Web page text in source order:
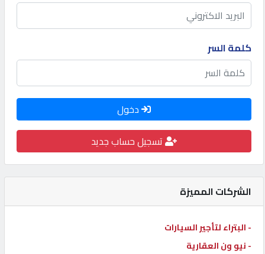
المنتدى
كيو
مزاد
كيو
نمبر
كيو
كارز
كيو
ماركت
كلمة السر
دخول
تسجيل حساب جديد
الشركات المميزة
- البتراء لتأجير السيارات
- نيو ون العقارية